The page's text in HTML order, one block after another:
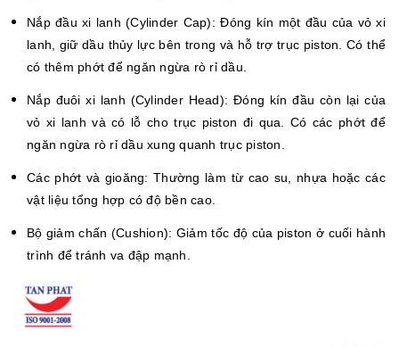
Nắp đầu xi lanh (Cylinder Cap): Đóng kín một đầu của vỏ xi
lanh, giữ dầu thủy lực bên trong và hỗ trợ trục piston. Có thể
có thêm phớt để ngăn ngừa rò rỉ dầu.
Nắp đuôi xi lanh (Cylinder Head): Đóng kín đầu còn lại của
vỏ xi lanh và có lỗ cho trục piston đi qua. Có các phớt để
ngăn ngừa rò rỉ dầu xung quanh trục piston.
Các phớt và gioăng: Thường làm từ cao su, nhựa hoặc các
vật liệu tổng hợp có độ bền cao.
Bộ giảm chấn (Cushion): Giảm tốc độ của piston ở cuối hành
trình để tránh va đập mạnh.